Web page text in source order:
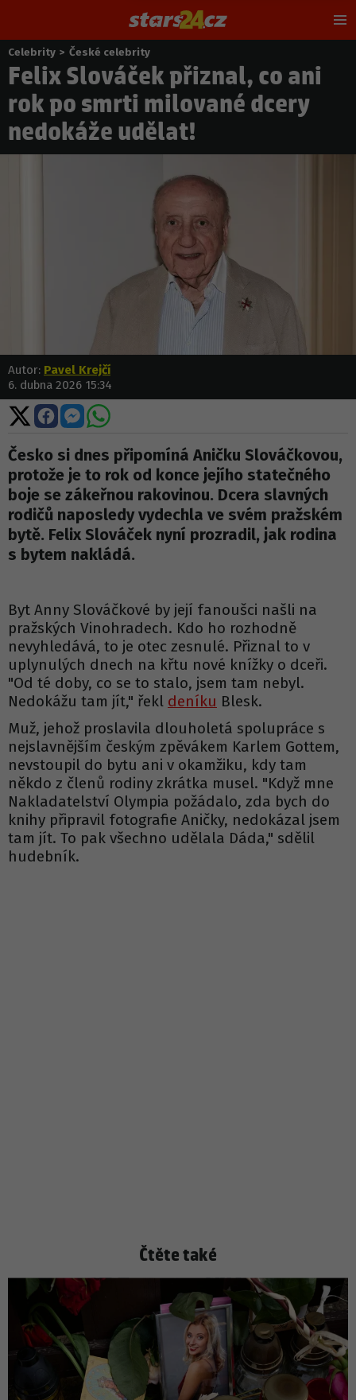
Nacházíte
se
zde:
Celebrity > České celebrity
Felix Slováček přiznal, co ani
rok po smrti milované dcery
nedokáže udělat!
Autor: Pavel Krejčí
6. dubna 2026 15:34
Sdílet
na
X
Sdílet
na
Facebooku
Sdílet
na
Messengeru
Sdílet
WhatsApp
Česko si dnes připomíná Aničku Slováčkovou,
protože je to rok od konce jejího statečného
boje se zákeřnou rakovinou. Dcera slavných
rodičů naposledy vydechla ve svém pražském
bytě. Felix Slováček nyní prozradil, jak rodina
s bytem nakládá.
Byt Anny Slováčkové by její fanoušci našli na
pražských Vinohradech. Kdo ho rozhodně
nevyhledává, to je otec zesnulé. Přiznal to v
uplynulých dnech na křtu nové knížky o dceři.
"Od té doby, co se to stalo, jsem tam nebyl.
Nedokážu tam jít," řekl deníku Blesk.
Muž, jehož proslavila dlouholetá spolupráce s
nejslavnějším českým zpěvákem Karlem Gottem,
nevstoupil do bytu ani v okamžiku, kdy tam
někdo z členů rodiny zkrátka musel. "Když mne
Nakladatelství Olympia požádalo, zda bych do
knihy připravil fotografie Aničky, nedokázal jsem
tam jít. To pak všechno udělala Dáda," sdělil
hudebník.
Čtěte také